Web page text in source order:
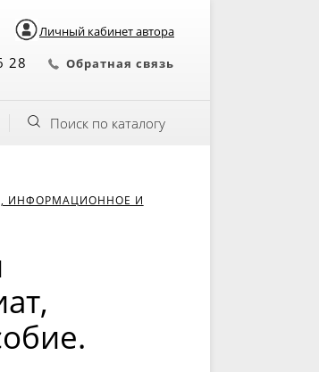
Личный кабинет автора
28 Обратная связь
Поиск по каталогу
ИНФОРМАЦИОННОЕ И